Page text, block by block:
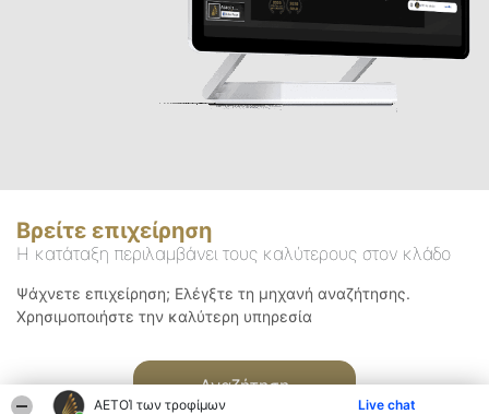
ΑΕΤΟΊ των τροφίμων Live chat
Βρείτε επιχείρηση
Η κατάταξη περιλαμβάνει τους καλύτερους στον κλάδο
Ψάχνετε επιχείρηση; Ελέγξτε τη μηχανή αναζήτησης.
Χρησιμοποιήστε την καλύτερη υπηρεσία
Αναζήτηση